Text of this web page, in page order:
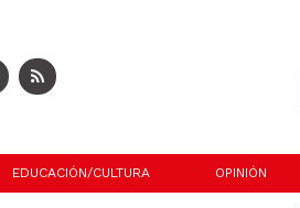
EDUCACIÓN/CULTURA OPINIÓN